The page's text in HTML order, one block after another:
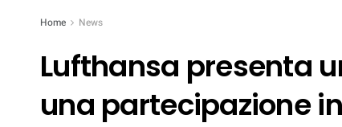
Home News
Lufthansa presenta
una partecipazione